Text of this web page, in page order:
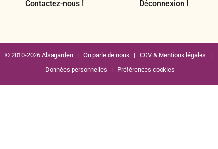
Contactez-nous !
Déconnexion !
© 2010-2026 Alsagarden | On parle de nous | CGV & Mentions légales |
Données personnelles | Préférences cookies